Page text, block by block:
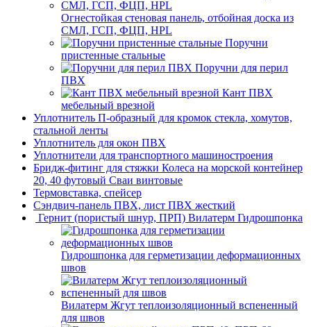
Огнестойкая стеновая панель, отбойная доска из
СМЛ, ГСП, ФЦП, HPL
Поручни
пристенные стальные
Поручни для перил
ПВХ
Кант ПВХ
мебельный врезной
Уплотнитель П-образный для кромок стекла, хомутов,
стальной ленты
Уплотнитель для окон ПВХ
Уплотнители для транспортного машиностроения
Бридж-фитинг для стяжки Колеса на морской контейнер
20, 40 футовый Сваи винтовые
Термовставка, спейсер
Сэндвич-панель ПВХ, лист ПВХ жесткий
Гернит (пористый шнур, ПРП) Вилатерм Гидрошпонка
Гидрошпонка для герметизации деформационных
швов
Вилатерм Жгут теплоизоляционный вспененный
для швов